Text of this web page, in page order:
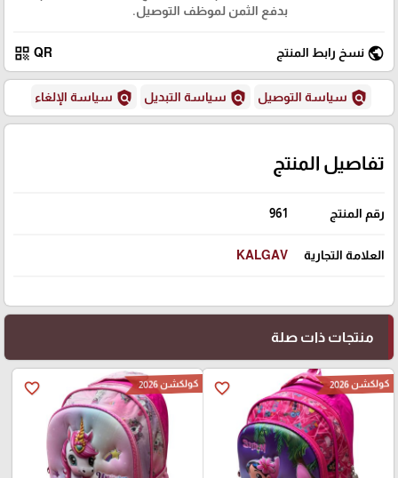
بدفع الثمن لموظف التوصيل.
public نسخ رابط المنتج QR
qr_code
policy سياسة التوصيل policy سياسة التبديل policy سياسة الإلغاء
تفاصيل المنتج
رقم المنتج 961
العلامة التجارية KALGAV
منتجات ذات صلة
favorite_border كولكشن 2026 favorite_border كولكشن 2026